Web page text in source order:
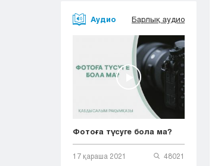
Аудио Барлық аудио
Фотоға түсуге бола ма?
17 қараша 2021 48021